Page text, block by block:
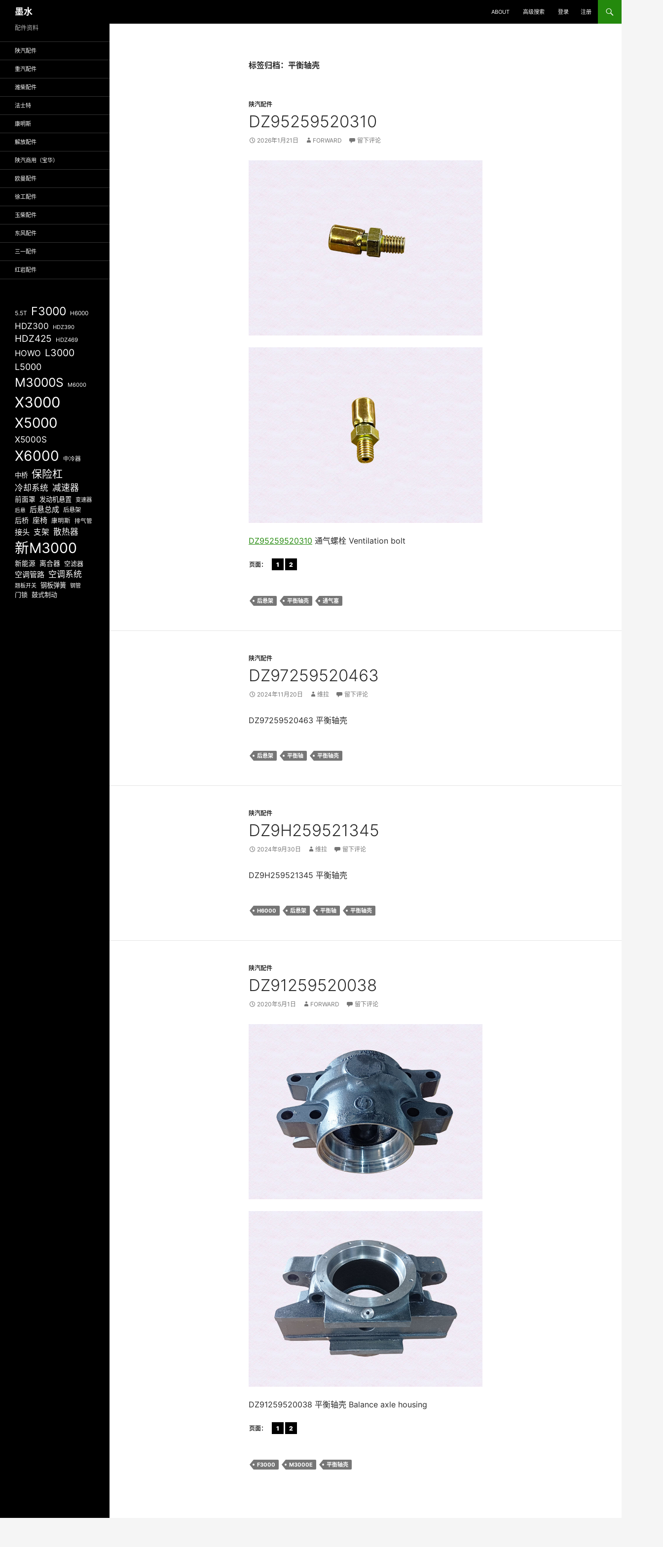
至
墨水 ABOUT 高级搜索 登录 注册
标签归档：平衡轴壳
陕汽配件
DZ95259520310
2026年1月21日 FORWARD 留下评论
DZ95259520310 通气螺栓 Ventilation bolt
页面： 1 2
后悬架 平衡轴壳 通气塞
陕汽配件
DZ97259520463
2024年11月20日 维拉 留下评论
DZ97259520463 平衡轴壳
后悬架 平衡轴 平衡轴壳
陕汽配件
DZ9H259521345
2024年9月30日 维拉 留下评论
DZ9H259521345 平衡轴壳
H6000 后悬架 平衡轴 平衡轴壳
陕汽配件
DZ91259520038
2020年5月1日 FORWARD 留下评论
DZ91259520038 平衡轴壳 Balance axle housing
页面： 1 2
F3000 M3000E 平衡轴壳
配件资料
陕汽配件
重汽配件
潍柴配件
法士特
康明斯
解放配件
陕汽商用（宝华）
欧曼配件
徐工配件
玉柴配件
东风配件
三一配件
红岩配件
5.5T F3000 H6000
HDZ300 HDZ390
HDZ425 HDZ469
HOWO L3000
L5000
M3000S M6000
X3000
X5000
X5000S
X6000 中冷器
中桥 保险杠
冷却系统 减速器
前面罩 发动机悬置 变速器
后悬 后悬总成 后悬架
后桥 座椅 康明斯 排气管
接头 支架 散热器
新M3000
新能源 离合器 空滤器
空调管路 空调系统
翘板开关 钢板弹簧 钢管
门锁 鼓式制动